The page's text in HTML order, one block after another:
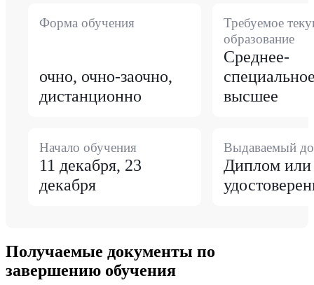
Форма обучения
очно, очно-заочно,
дистанционно
Требуемое
образование
Среднее-
высшее
Начало обучения
11 декабря, 23
декабря
Выдаваемый
Диплом или
Получаемые документы по
завершению обучения